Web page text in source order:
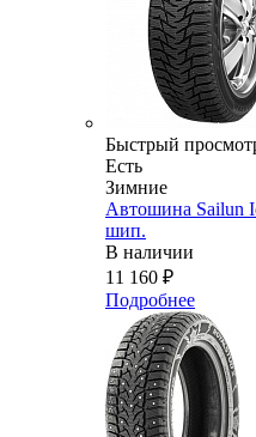
Быстрый
Есть
Зимние
Автошина Sailun
шип.
В наличии
11 160 ₽
Подробнее